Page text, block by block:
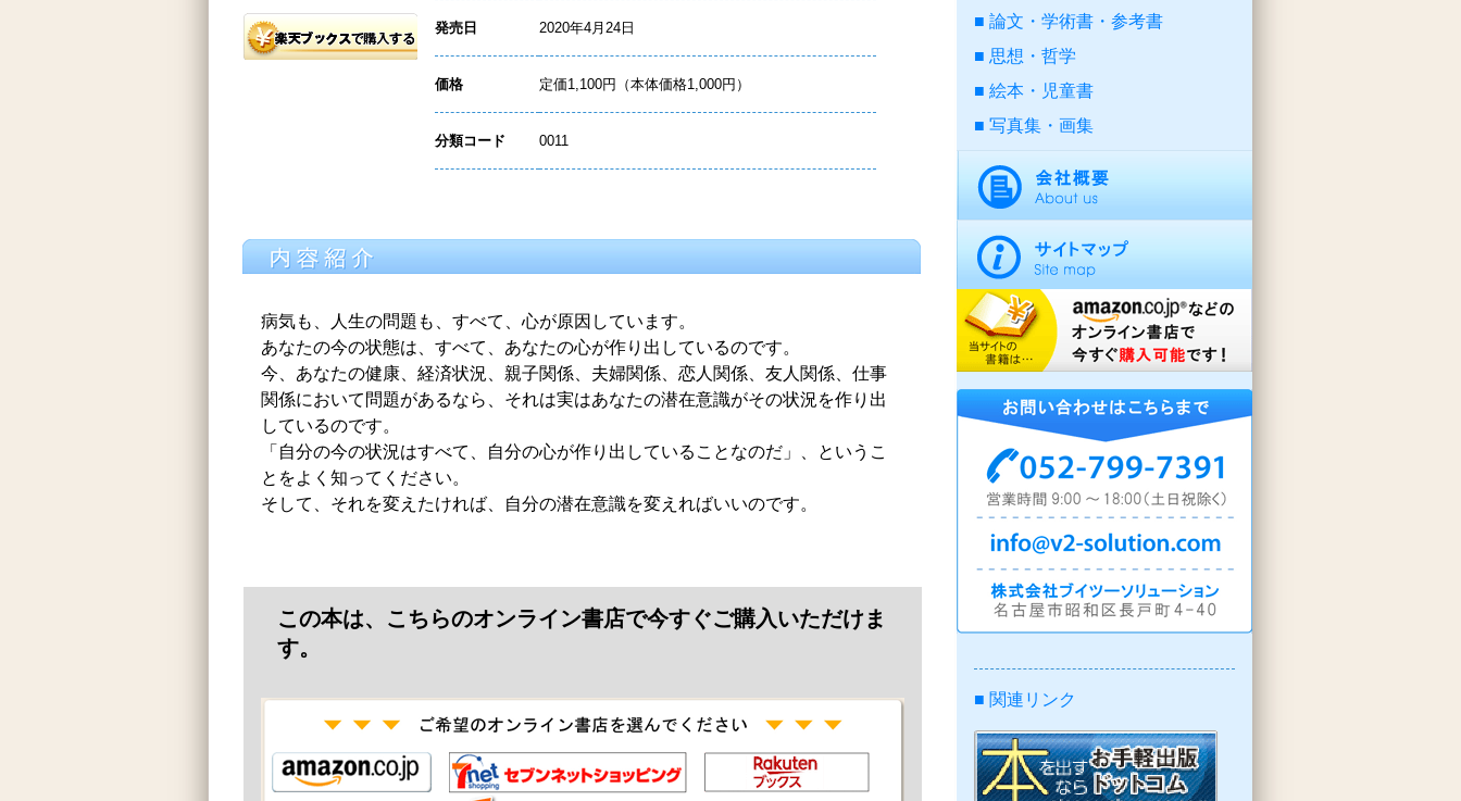
発売日 2020年4月24日
価格 定価1,100円（本体価格1,000円）
分類コード 0011
病気も、人生の問題も、すべて、心が原因しています。
あなたの今の状態は、すべて、あなたの心が作り出しているのです。
今、あなたの健康、経済状況、親子関係、夫婦関係、恋人関係、友人関係、仕事
関係において問題があるなら、それは実はあなたの潜在意識がその状況を作り出
しているのです。
「自分の今の状況はすべて、自分の心が作り出していることなのだ」、というこ
とをよく知ってください。
そして、それを変えたければ、自分の潜在意識を変えればいいのです。
この本は、こちらのオンライン書店で今すぐご購入いただけま
す。
論文・学術書・参考書
思想・哲学
絵本・児童書
写真集・画集
■ 関連リンク